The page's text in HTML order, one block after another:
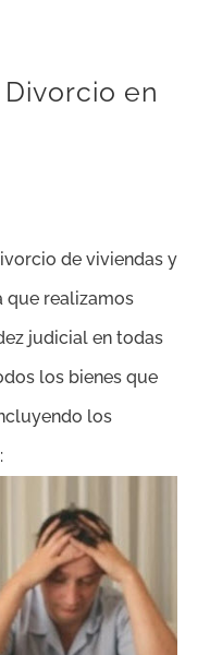
en
de viviendas y
que realizamos
judicial en todas
los bienes que
los